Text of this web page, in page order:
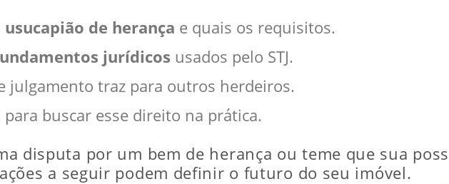
usucapião de herança e quais os requisitos.
jurídicos usados pelo STJ.
julgamento traz para outros herdeiros.
para buscar esse direito na prática.
disputa por um bem de herança ou teme que sua
a seguir podem definir o futuro do seu imóvel.